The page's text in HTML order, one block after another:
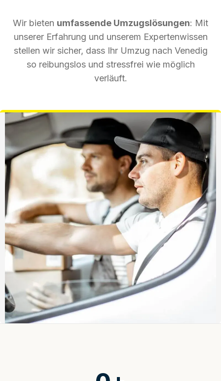
Wir bieten umfassende Umzugslösungen: Mit
unserer Erfahrung und unserem Expertenwissen
stellen wir sicher, dass Ihr Umzug nach Venedig
so reibungslos und stressfrei wie möglich
verläuft.